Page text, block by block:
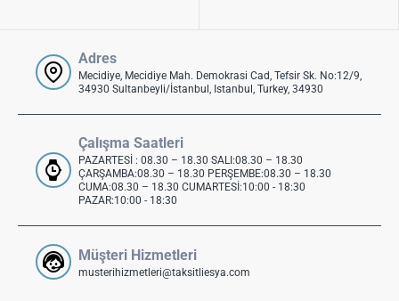
Adres
Mecidiye, Mecidiye Mah. Demokrasi Cad, Tefsir Sk. No:12/9,
34930 Sultanbeyli/İstanbul, Istanbul, Turkey, 34930
Çalışma Saatleri
PAZARTESİ : 08.30 – 18.30 SALI:08.30 – 18.30
ÇARŞAMBA:08.30 – 18.30 PERŞEMBE:08.30 – 18.30
CUMA:08.30 – 18.30 CUMARTESİ:10:00 - 18:30
PAZAR:10:00 - 18:30
Müşteri Hizmetleri
musterihizmetleri@taksitliesya.com